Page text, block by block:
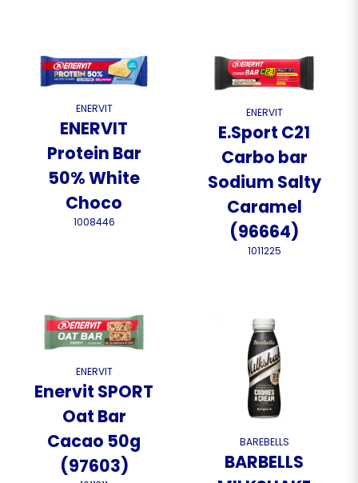
ENERVIT
ENERVIT
Protein Bar
50% White
Choco
1008446
ENERVIT
E.Sport C21
Carbo bar
Sodium Salty
Caramel
(96664)
1011225
ENERVIT
Enervit SPORT
Oat Bar
Cacao 50g
(97603)
BAREBELLS
BARBELLS